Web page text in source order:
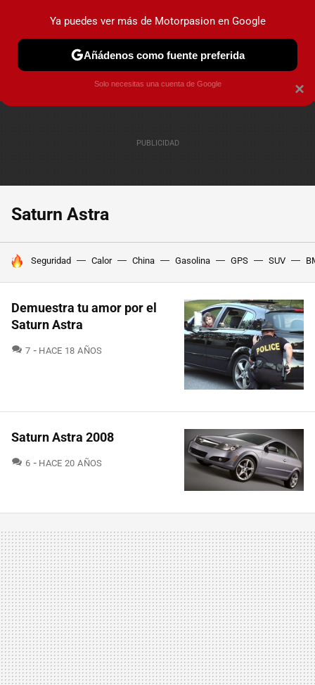
PRUEBAS COCHES ELÉCTRICOS OBSERVATORIO
Saturn Astra
HOY SE HABLA DE
Seguridad Calor China Gasolina GPS SUV
Demuestra tu amor por el
Saturn Astra
7 COMENTARIOS
HACE 18 AÑOS
Saturn Astra 2008
6 COMENTARIOS
HACE 20 AÑOS
×
Ya puedes ver más de Motorpasion en Google
Añádenos como fuente preferida
Solo necesitas una cuenta de Google